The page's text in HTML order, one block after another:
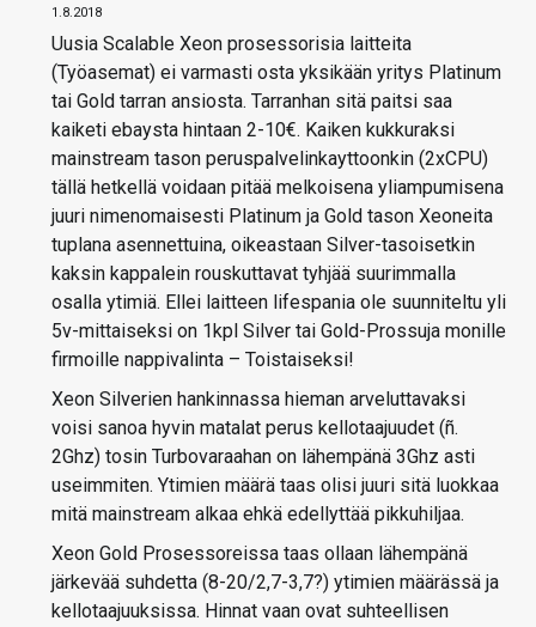
1.8.2018
Uusia Scalable Xeon prosessorisia laitteita
(Työasemat) ei varmasti osta yksikään yritys Platinum
tai Gold tarran ansiosta. Tarranhan sitä paitsi saa
kaiketi ebaysta hintaan 2-10€. Kaiken kukkuraksi
mainstream tason peruspalvelinkayttoonkin (2xCPU)
tällä hetkellä voidaan pitää melkoisena yliampumisena
juuri nimenomaisesti Platinum ja Gold tason Xeoneita
tuplana asennettuina, oikeastaan Silver-tasoisetkin
kaksin kappalein rouskuttavat tyhjää suurimmalla
osalla ytimiä. Ellei laitteen lifespania ole suunniteltu yli
5v-mittaiseksi on 1kpl Silver tai Gold-Prossuja monille
firmoille nappivalinta – Toistaiseksi!
Xeon Silverien hankinnassa hieman arveluttavaksi
voisi sanoa hyvin matalat perus kellotaajuudet (ñ.
2Ghz) tosin Turbovaraahan on lähempänä 3Ghz asti
useimmiten. Ytimien määrä taas olisi juuri sitä luokkaa
mitä mainstream alkaa ehkä edellyttää pikkuhiljaa.
Xeon Gold Prosessoreissa taas ollaan lähempänä
järkevää suhdetta (8-20/2,7-3,7?) ytimien määrässä ja
kellotaajuuksissa. Hinnat vaan ovat suhteellisen